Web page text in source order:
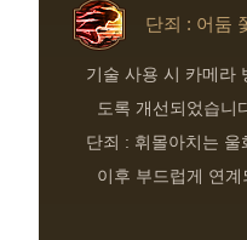
단죄 : 어둠
기술 사용 시 카메라
도록 개선되었습니
단죄 : 휘몰아치는
이후 부드럽게 연계